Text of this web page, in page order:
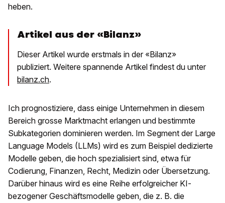
heben.
Artikel aus der «Bilanz»
Dieser Artikel wurde erstmals in der «Bilanz»
publiziert. Weitere spannende Artikel findest du unter
bilanz.ch.
Ich prognostiziere, dass einige Unternehmen in diesem
Bereich grosse Marktmacht erlangen und bestimmte
Subkategorien dominieren werden. Im Segment der Large
Language Models (LLMs) wird es zum Beispiel dedizierte
Modelle geben, die hoch spezialisiert sind, etwa für
Codierung, Finanzen, Recht, Medizin oder Übersetzung.
Darüber hinaus wird es eine Reihe erfolgreicher KI-
bezogener Geschäftsmodelle geben, die z. B. die